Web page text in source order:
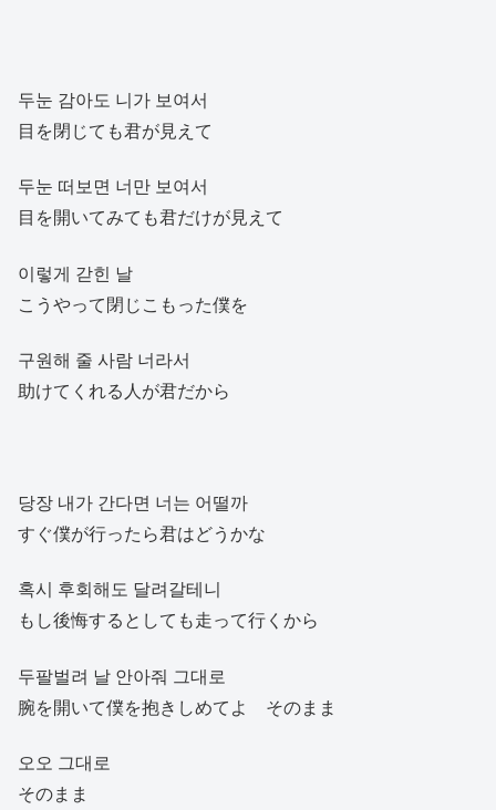
두눈 감아도 니가 보여서
目を閉じても君が見えて
두눈 떠보면 너만 보여서
目を開いてみても君だけが見えて
이렇게 갇힌 날
こうやって閉じこもった僕を
구원해 줄 사람 너라서
助けてくれる人が君だから
당장 내가 간다면 너는 어떨까
すぐ僕が行ったら君はどうかな
혹시 후회해도 달려갈테니
もし後悔するとしても走って行くから
두팔벌려 날 안아줘 그대로
腕を開いて僕を抱きしめてよ そのまま
오오 그대로
そのまま